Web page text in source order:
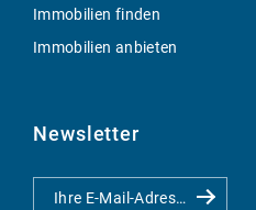
Immobilien finden
Immobilien anbieten
Newsletter